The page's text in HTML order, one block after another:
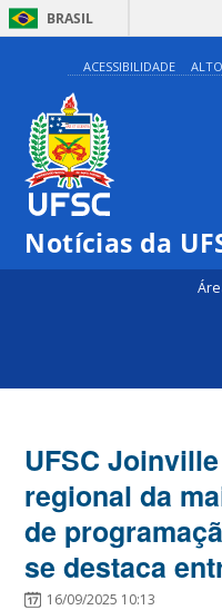
BRASIL
ACESSIBILIDADE
Notícias da
UFSC
regional da
de
se destaca
16/09/2025 10:13